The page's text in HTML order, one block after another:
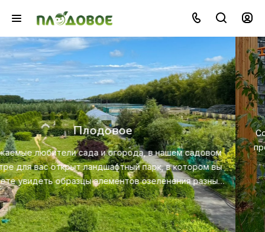
Озеленение
Создайте красивую и экологичную среду с помощью
профессионального ландшафтного дизайна, посадки и
ухода за растениями.
Посмотреть услугу